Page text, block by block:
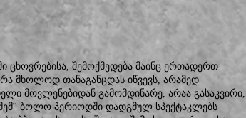
ცხოვრებისა, შემოქმედება მაინც ერთადერთ
მხოლოდ თანაგანცდას იწვევს, არამედ
მოვლენებიდან გამომდინარე, არაა გასაკვირი,
ბოლო პერიოდში დადგმულ სპექტაკლებს